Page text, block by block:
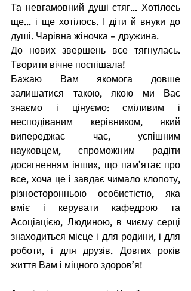
Та невгамовний душі стяг... Хотілось
ще... і ще хотілось. І діти й внуки до
душі. Чарівна жіночка – дружина.
До нових звершень все тягнулась.
Творити вічне поспішала!
Бажаю Вам якомога довше
залишатися такою, якою ми Вас
знаємо і цінуємо: сміливим і
несподіваним керівником, який
випереджає час, успішним
науковцем, спроможним радіти
досягненням інших, що пам’ятає про
все, хоча це і завдає чимало клопоту,
різносторонньою особистістю, яка
вміє і керувати кафедрою та
Асоціацією, Людиною, в чиєму серці
знаходиться місце і для родини, і для
роботи, і для друзів. Довгих років
життя Вам і міцного здоров’я!